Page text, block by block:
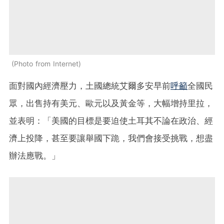
Photo from Internet
面對國內經濟壓力，土國總統艾爾多安早前呼籲全國民
眾，出售持有美元、歐元以及黃金等，大幅增持里拉，
並表明：「美國的目標是要迫使土耳其不論在政治、經
濟上投降，甚至要讓舉國下跪，我們會接受挑戰，想盡
辦法應戰。」